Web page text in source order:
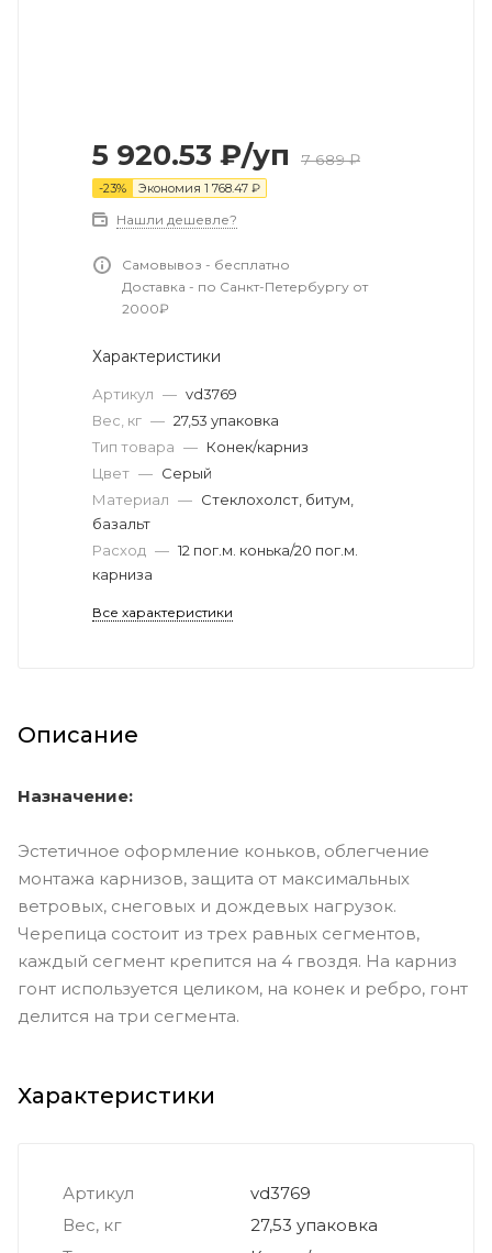
5 920.53 ₽/уп 7 689₽
-23% Экономия 1 768.47 ₽
Нашли дешевле?
Самовывоз - бесплатно
Доставка - по Санкт-Петербургу от
2000₽
Характеристики
Артикул — vd3769
Вес, кг — 27,53 упаковка
Тип товара — Конек/карниз
Цвет — Серый
Материал — Стеклохолст, битум,
базальт
Расход — 12 пог.м. конька/20 пог.м.
карниза
Все характеристики
Описание
Назначение:
Эстетичное оформление коньков, облегчение
монтажа карнизов, защита от максимальных
ветровых, снеговых и дождевых нагрузок.
Черепица состоит из трех равных сегментов,
каждый сегмент крепится на 4 гвоздя. На карниз
гонт используется целиком, на конек и ребро, гонт
делится на три сегмента.
Характеристики
Артикул
vd3769
Вес, кг
27,53 упаковка